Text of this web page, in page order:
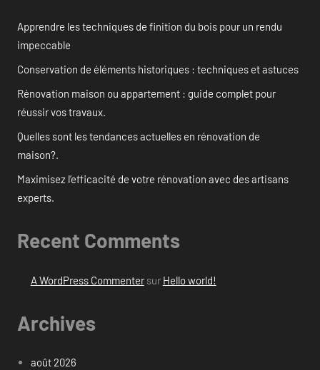
Apprendre les techniques de finition du bois pour un rendu
impeccable
Conservation de éléments historiques : techniques et astuces
Rénovation maison ou appartement : guide complet pour
réussir vos travaux.
Quelles sont les tendances actuelles en rénovation de
maison?.
Maximisez l’efficacité de votre rénovation avec des artisans
experts.
Recent Comments
A WordPress Commentersur Hello world!
Archives
août 2026